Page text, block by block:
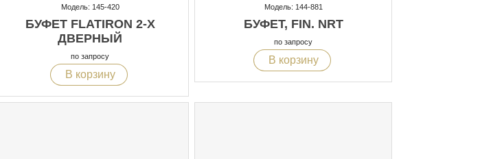
Модель: 145-420
БУФЕТ FLATIRON 2-Х
ДВЕРНЫЙ
по запросу
В корзину
Модель: 144-881
БУФЕТ, FIN. NRT
по запросу
В корзину